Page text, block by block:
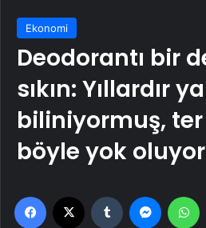
Ekonomi
Deodorantı bir
sıkın: Yıllardır
biliniyormuş,
böyle yok
Facebook Tumblr